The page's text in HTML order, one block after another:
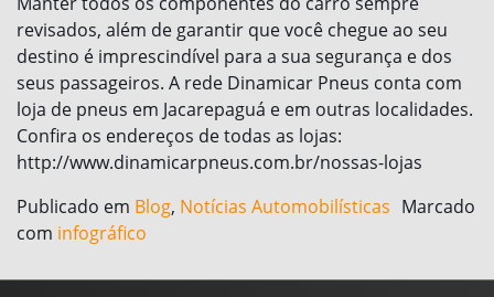
revisados, além de garantir que você chegue ao seu
destino é imprescindível para a sua segurança e dos
seus passageiros. A rede Dinamicar Pneus conta com
loja de pneus em Jacarepaguá e em outras localidades.
Confira os endereços de todas as lojas:
http://www.dinamicarpneus.com.br/nossas-lojas
Publicado em Blog, Notícias Automobilísticas Marcado
com infográfico